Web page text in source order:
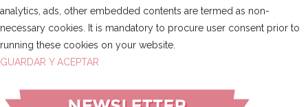
analytics, ads, other embedded contents are termed as non-
necessary cookies. It is mandatory to procure user consent prior to
running these cookies on your website.
GUARDAR Y ACEPTAR